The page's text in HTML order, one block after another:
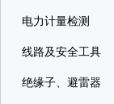
电力计量检测
线路及安全工具
绝缘子、避雷器